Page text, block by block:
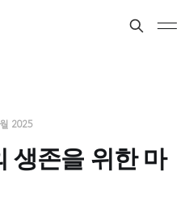
2025
생존을 위한 마